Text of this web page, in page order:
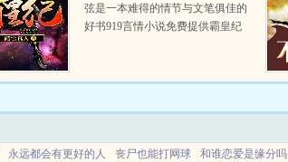
弦是一本难得的情节与文笔俱佳的
好书919言情小说免费提供霸皇纪
永远都会有更好的人 丧尸也能打网球 和谁恋爱是缘分吗